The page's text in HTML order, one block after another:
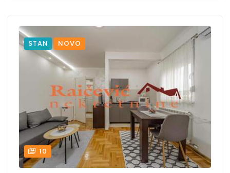
STAN NOVO
10